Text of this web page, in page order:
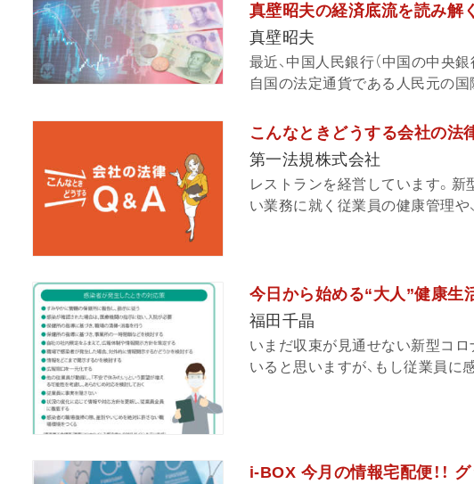
真壁昭夫の経済底流を読み解
真壁昭夫
最近、中国人民銀行（中国の中央
自国の法定通貨である人民元の国
こんなときどうする会社の法
第一法規株式会社
レストランを経営しています。新
い業務に就く従業員の健康管理や
今日から始める“大人”健康生
福田千晶
いまだ収束が見通せない新型コ
いると思いますが、もし従業員に
i-BOX 今月の情報宅配便！！